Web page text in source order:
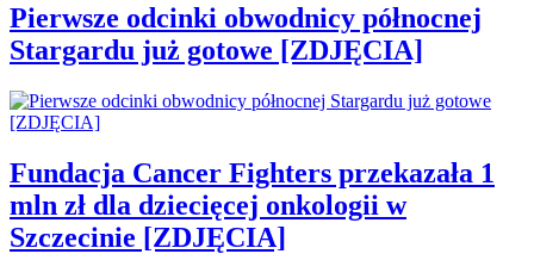
Pierwsze odcinki obwodnicy północnej
Stargardu już gotowe [ZDJĘCIA]
Fundacja Cancer Fighters przekazała 1
mln zł dla dziecięcej onkologii w
Szczecinie [ZDJĘCIA]